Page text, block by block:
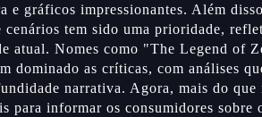
e gráficos impressionantes. Além
cenários tem sido uma prioridade,
atual. Nomes como "The Legend of
dominado as críticas, com análises
narrativa. Agora, mais do
para informar os consumidores sobre